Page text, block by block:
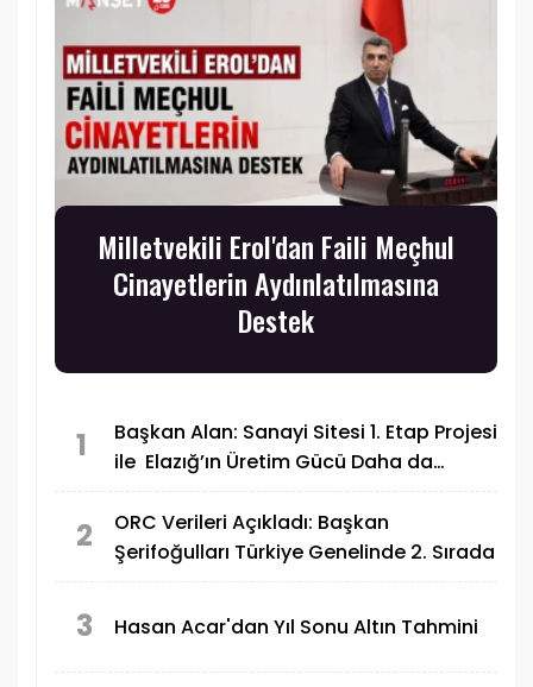
Milletvekili Erol'dan Faili Meçhul
Cinayetlerin Aydınlatılmasına
Destek
1
Başkan Alan: Sanayi Sitesi 1. Etap Projesi
ile Elazığ’ın Üretim Gücü Daha da
2
ORC Verileri Açıkladı: Başkan
Şerifoğulları Türkiye Genelinde 2. Sırada
3 Hasan Acar'dan Yıl Sonu Altın Tahmini